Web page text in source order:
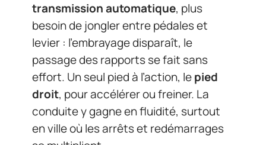
transmission automatique, plus
besoin de jongler entre pédales et
levier : l’embrayage disparaît, le
passage des rapports se fait sans
effort. Un seul pied à l’action, lepied
droit, pour accélérer ou freiner. La
conduite y gagne en fluidité, surtout
en ville où les arrêts et redémarrages